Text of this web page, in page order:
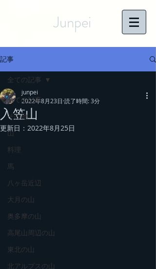
Junpei
記事
全ての記事
その他
山
料理
馬
八ヶ岳近辺
大月の山
奥多摩の山
高尾山周辺の山
東北の山
北アルプスの山
全ての記事
入笠山
junpei
2022年8月23日 読了時間: 3分
更新日： 2022年8月25日